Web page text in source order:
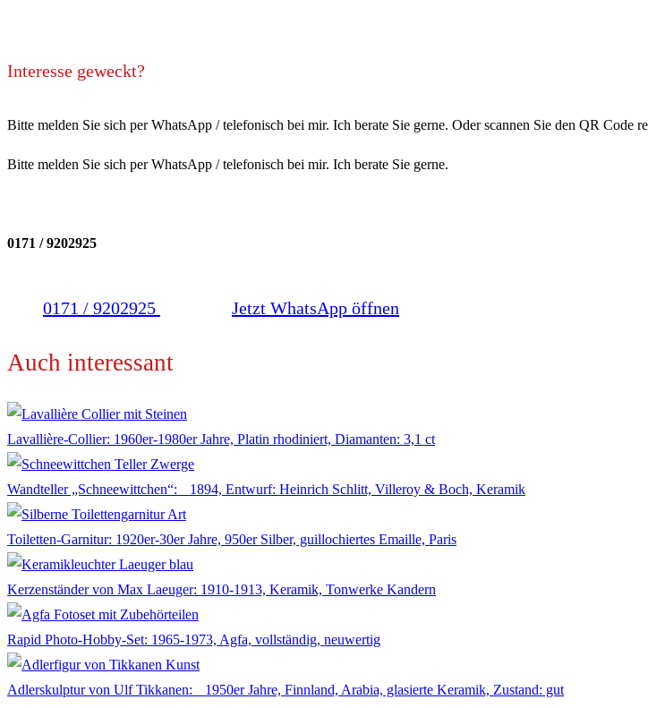
Interesse geweckt?
Bitte melden Sie sich per WhatsApp / telefonisch bei mir. Ich berate Sie gerne. Oder scannen Sie den QR Code
Bitte melden Sie sich per WhatsApp / telefonisch bei mir. Ich berate Sie gerne.
0171 / 9202925
0171 / 9202925 Jetzt WhatsApp öffnen
Auch interessant
Lavallière-Collier: 1960er-1980er Jahre, Platin rhodiniert, Diamanten: 3,1 ct
Wandteller „Schneewittchen“: 1894, Entwurf: Heinrich Schlitt, Villeroy & Boch, Keramik
Toiletten-Garnitur: 1920er-30er Jahre, 950er Silber, guillochiertes Emaille, Paris
Kerzenständer von Max Laeuger: 1910-1913, Keramik, Tonwerke Kandern
Rapid Photo-Hobby-Set: 1965-1973, Agfa, vollständig, neuwertig
Adlerskulptur von Ulf Tikkanen: 1950er Jahre, Finnland, Arabia, glasierte Keramik, Zustand: gut